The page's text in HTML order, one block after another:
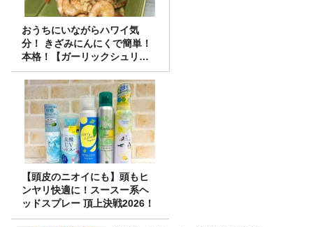
おうちにいながらハワイ気
分！ きざみにんにくで簡単！
本格！【ガーリックシュリン
プ】 桃屋のかんたんレシピ
【頭皮のニオイにも】頭もヒ
ンヤリ快適に！スースー系ヘ
ッドスプレー 頂上決戦2026！